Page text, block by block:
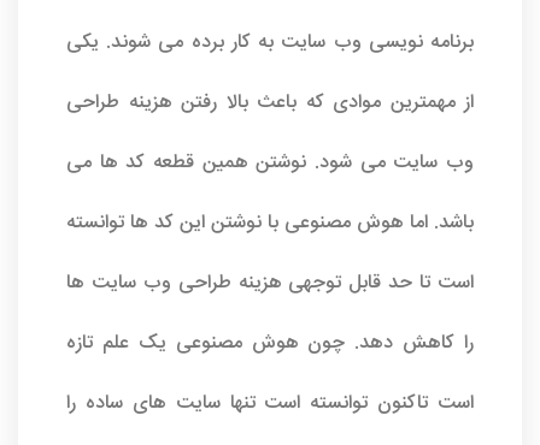
برنامه نویسی وب سایت به کار برده می شوند. یکی
از مهمترین موادی که باعث بالا رفتن هزینه طراحی
وب سایت می شود. نوشتن همین قطعه کد ها می
باشد. اما هوش مصنوعی با نوشتن این کد ها توانسته
است تا حد قابل توجهی هزینه طراحی وب سایت ها
را کاهش دهد. چون هوش مصنوعی یک علم تازه
است تاکنون توانسته است تنها سایت های ساده را